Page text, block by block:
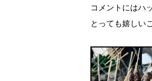
コメントにはハ
とっても嬉しい